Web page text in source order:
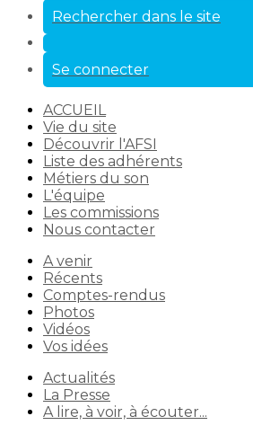
Rechercher dans le site
Se connecter
ACCUEIL
Vie du site
Découvrir l'AFSI
Liste des adhérents
Métiers du son
L'équipe
Les commissions
Nous contacter
A venir
Récents
Comptes-rendus
Photos
Vidéos
Vos idées
Actualités
La Presse
A lire, à voir, à écouter...